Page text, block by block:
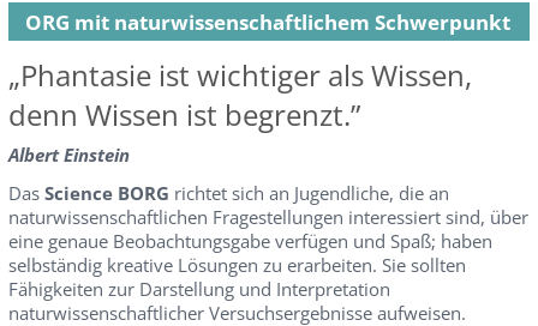
ORG mit naturwissenschaftlichem Schwerpunkt
„Phantasie ist wichtiger als Wissen,
denn Wissen ist begrenzt.”
Albert Einstein
Das Science BORG richtet sich an Jugendliche, die an
naturwissenschaftlichen Fragestellungen interessiert sind, über
eine genaue Beobachtungsgabe verfügen und Spaß; haben
selbständig kreative Lösungen zu erarbeiten. Sie sollten
Fähigkeiten zur Darstellung und Interpretation
naturwissenschaftlicher Versuchsergebnisse aufweisen.